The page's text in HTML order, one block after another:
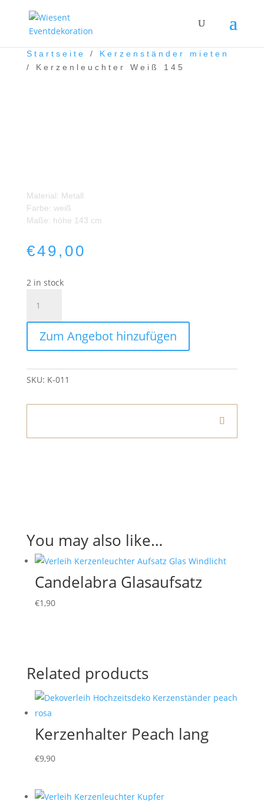
Startseite / Kerzenständer mieten
/ Kerzenleuchter Weiß 145
Material: Metall
Farbe: weiß
Maße: höhe 143 cm
€49,00
2 in stock
Weiß
145
quantity
Zum Angebot hinzufügen
SKU: K-011
You may also like…
Candelabra Glasaufsatz
€1,90
Related products
Kerzenhalter Peach lang
€9,90